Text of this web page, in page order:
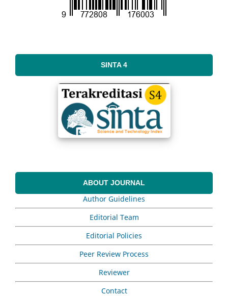
SINTA 4
ABOUT JOURNAL
Author Guidelines
Editorial Team
Editorial Policies
Peer Review Process
Reviewer
Contact